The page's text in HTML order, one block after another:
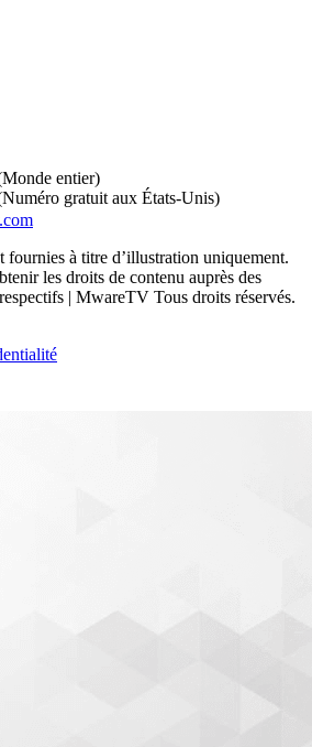
entier)
gratuit aux États-Unis)
fournies à titre d’illustration uniquement.
les droits de contenu auprès des
| MwareTV Tous droits réservés.